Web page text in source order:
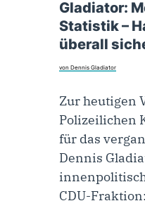
Gladiator:
Statistik –
überall
von Dennis Gladiator
Zur heutigen
Polizeilichen
für das
Dennis
CDU-